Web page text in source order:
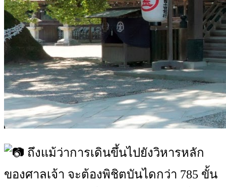
ถึงแม้ว่าการเดินขึ้นไปยังวิหารหลัก
ของศาลเจ้า จะต้องพิชิตบันไดกว่า 785 ขั้น